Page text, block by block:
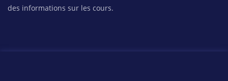
des informations sur les cours.